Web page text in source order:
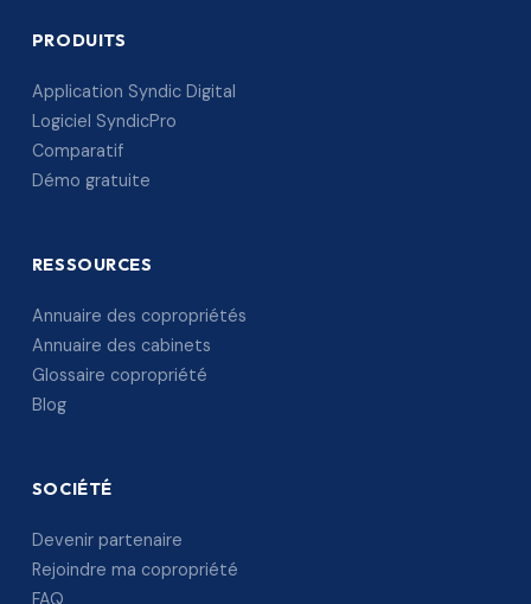
PRODUITS
Application Syndic Digital
Logiciel SyndicPro
Comparatif
Démo gratuite
RESSOURCES
Annuaire des copropriétés
Annuaire des cabinets
Glossaire copropriété
Blog
SOCIÉTÉ
Devenir partenaire
Rejoindre ma copropriété
FAQ